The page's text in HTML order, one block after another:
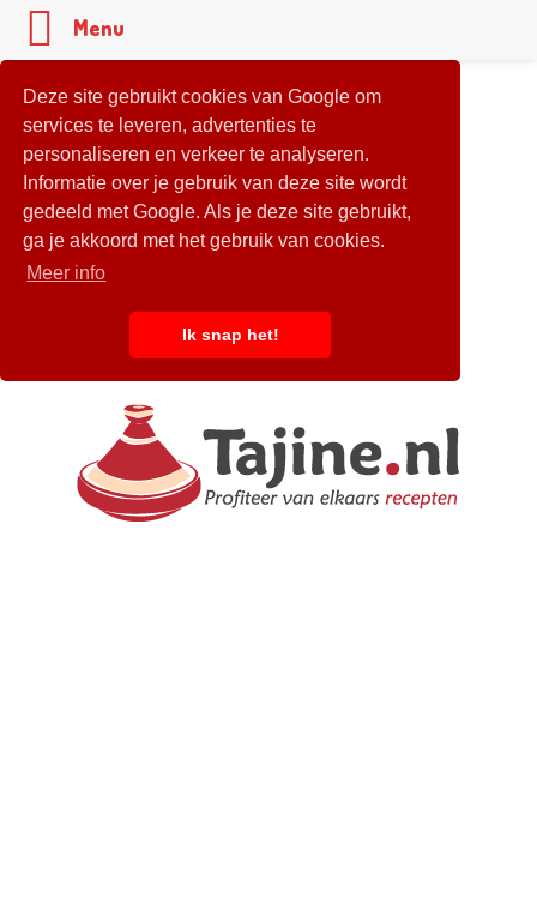
Deze site gebruikt cookies van Google om
services te leveren, advertenties te
personaliseren en verkeer te analyseren.
Informatie over je gebruik van deze site wordt
gedeeld met Google. Als je deze site gebruikt,
ga je akkoord met het gebruik van cookies.
Meer info
Ik snap het!
Menu